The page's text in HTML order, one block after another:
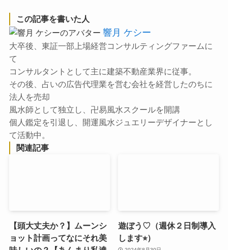
この記事を書いた人
響月 ケシー
大卒後、東証一部上場経営コンサルティングファームに
て
コンサルタントとして主に建築不動産業界に従事。
その後、占いの広告代理業を営む会社を経営したのちに
法人を売却
風水師として独立し、卍易風水スクールを開講
個人鑑定を引退し、開運風水ジュエリーデザイナーとし
て活動中。
関連記事
【頭大丈夫か？】ムーンシ
ョット計画ってなにそれ美
遊ぼう♡（週休２日制導入
します⭐︎）